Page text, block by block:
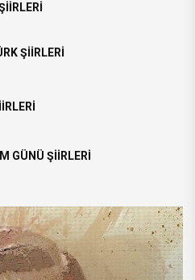
ŞIIRLERI
GÜNÜ ŞIIRLERI